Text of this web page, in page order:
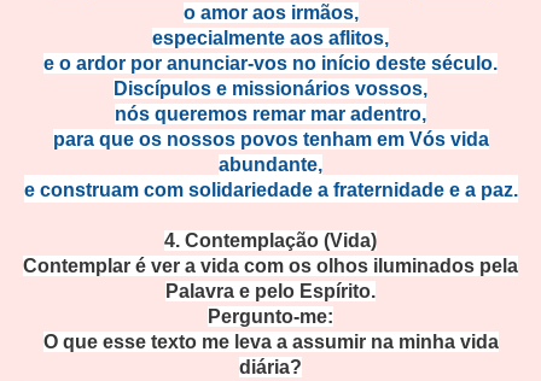
o amor aos irmãos,
especialmente aos aflitos,
e o ardor por anunciar-vos no início deste século.
Discípulos e missionários vossos,
nós queremos remar mar adentro,
para que os nossos povos tenham em Vós vida
abundante,
e construam com solidariedade a fraternidade e a paz.
4. Contemplação (Vida)
Contemplar é ver a vida com os olhos iluminados pela
Palavra e pelo Espírito.
Pergunto-me:
O que esse texto me leva a assumir na minha vida
diária?